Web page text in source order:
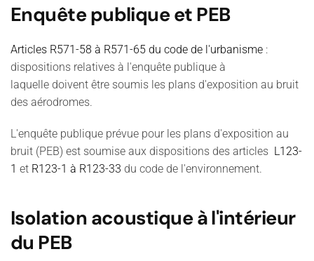
Enquête publique et PEB
Articles R571-58 à R571-65 du code de l'urbanisme :
dispositions relatives à l'enquête publique à
laquelle doivent être soumis les plans d'exposition au bruit
des aérodromes.
L'enquête publique prévue pour les plans d'exposition au
bruit (PEB) est soumise aux dispositions des articles L123-
1 et R123-1 à R123-33 du code de l'environnement.
Isolation acoustique à l'intérieur
du PEB